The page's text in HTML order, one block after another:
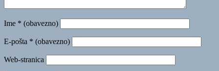
Ime * (obavezno)
E-pošta * (obavezno)
Web-stranica